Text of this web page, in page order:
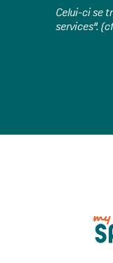
Celui-ci se
services".